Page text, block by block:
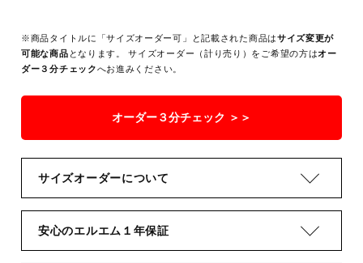
※商品タイトルに「サイズオーダー可」と記載された商品はサイズ変更が
可能な商品 となります。 サイズオーダー（計り売り）をご希望の方はオー
ダー３分チェックへお進みください。
オーダー３分チェック ＞＞
サイズオーダーについて
安心のエルエム１年保証